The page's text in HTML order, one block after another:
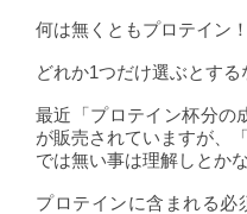
何は無くともプロテイン！
どれか1つだけ選ぶとする
最近「プロテイン杯分の
が販売されていますが、
では無い事は理解しとか
プロテインに含まれる必